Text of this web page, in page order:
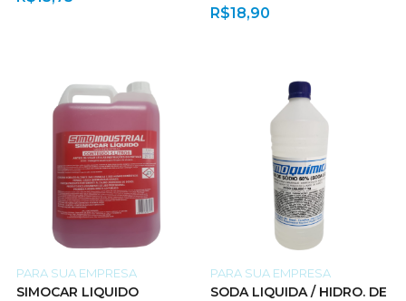
R$18,90
PARA SUA EMPRESA
SIMOCAR LIQUIDO
PARA SUA EMPRESA
SODA LIQUIDA / HIDRO. DE